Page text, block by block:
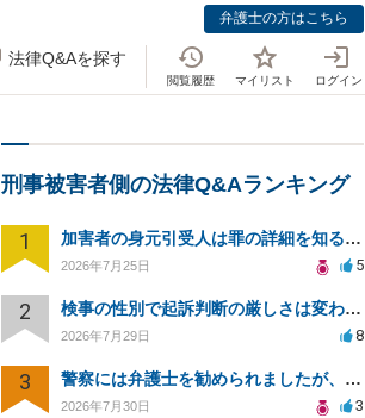
弁護士の方はこちら
法律Q&Aを探す
閲覧履歴 マイリスト ログイン
刑事被害者側の法律Q&Aランキング
1 加害者の身元引受人は罪の詳細を知ることができるか？
2026年7月25日 5
2 検事の性別で起訴判断の厳しさは変わるのか知りたい
2026年7月29日 8
3 警察には弁護士を勧められましたが、費用対効果で依頼をすることを躊躇しています。
2026年7月30日 3